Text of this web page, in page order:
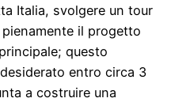
Italia, svolgere un tour
il progetto
questo
entro circa 3
a costruire una